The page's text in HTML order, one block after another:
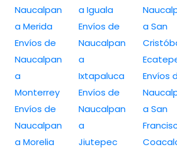
Naucalpan
a Merida
Envíos de
Naucalpan
a
Monterrey
Envíos de
Naucalpan
a Morelia
a Iguala
Envíos de
Naucalpan
a
Ixtapaluca
Envíos de
Naucalpan
a
Jiutepec
a San
Envíos
a San